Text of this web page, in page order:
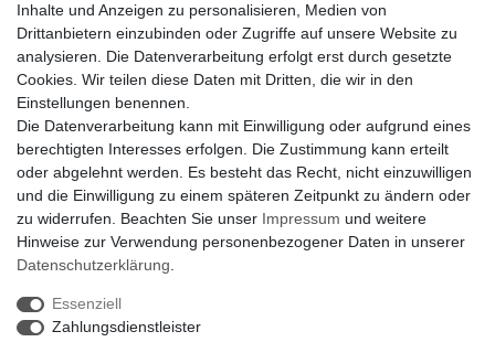
Anfragen von Herstellern
Sie sind Lampen-Hersteller und suchen einen Vertriebspartner in
der Schweiz?
Kontaktieren Sie uns per Mail:Herstelleranfrage Vertrieb
Schweiz
Newsletter
Newsletter
Hiermit bestätige ich, dass ich dieDaten­schutz­erklärunggelesen habe. Meine
Einwilligung kann ich jederzeit widerrufen.**
Inhalte und Anzeigen zu personalisieren, Medien von
Drittanbietern einzubinden oder Zugriffe auf unsere Website zu
analysieren. Die Datenverarbeitung erfolgt erst durch gesetzte
Cookies. Wir teilen diese Daten mit Dritten, die wir in den
Einstellungen benennen.
Die Datenverarbeitung kann mit Einwilligung oder aufgrund eines
berechtigten Interesses erfolgen. Die Zustimmung kann erteilt
oder abgelehnt werden. Es besteht das Recht, nicht einzuwilligen
und die Einwilligung zu einem späteren Zeitpunkt zu ändern oder
zu widerrufen. Beachten Sie unser Impressum und weitere
Hinweise zur Verwendung personenbezogener Daten in unserer
Daten­schutz­erklärung
Essenziell
Zahlungsdienstleister